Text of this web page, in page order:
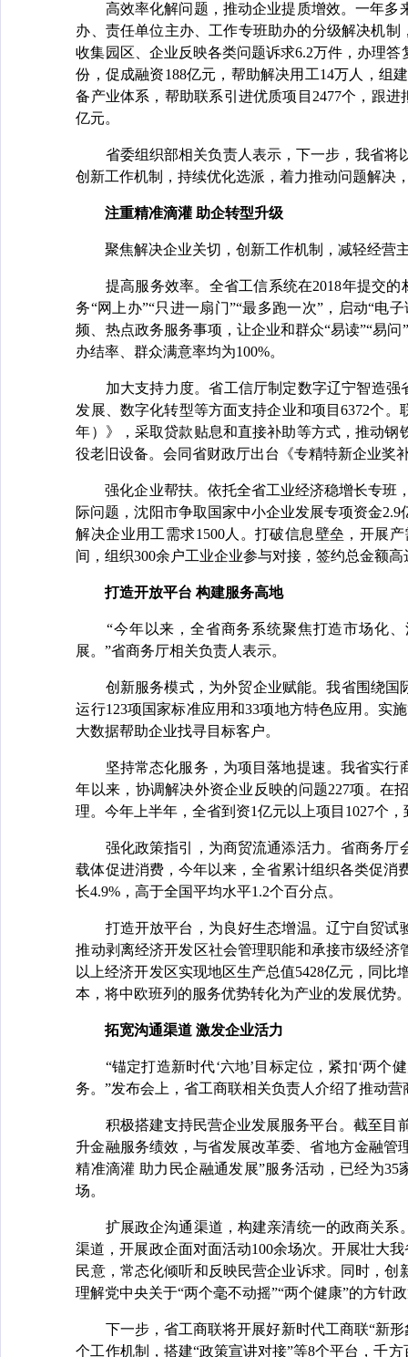
高效率化解问题，推动企业提质增效。一年多
办、责任单位主办、工作专班助办的分级解决机
收集园区、企业反映各类问题诉求6.2万件，办理
份，促成融资188亿元，帮助解决用工14万人，组
备产业体系，帮助联系引进优质项目2477个，跟
亿元。
省委组织部相关负责人表示，下一步，我省将以
创新工作机制，持续优化选派，着力推动问题解决
注重精准滴灌 助企转型升级
聚焦解决企业关切，创新工作机制，减轻经营主
提高服务效率。全省工信系统在2018年提交的
务“网上办”“只进一扇门”“最多跑一次”，启动“电
频、热点政务服务事项，让企业和群众“易读”“易
办结率、群众满意率均为100%。
加大支持力度。省工信厅制定数字辽宁智造强
发展、数字化转型等方面支持企业和项目6372个
年）》，采取贷款贴息和直接补助等方式，推动
役老旧设备。会同省财政厅出台《专精特新企业奖
强化企业帮扶。依托全省工业经济稳增长专班
际问题，沈阳市争取国家中小企业发展专项资金
解决企业用工需求1500人。打破信息壁垒，开展
间，组织300余户工业企业参与对接，签约总金额高
打造开放平台 构建服务高地
“今年以来，全省商务系统聚焦打造市场化、
展。”省商务厅相关负责人表示。
创新服务模式，为外贸企业赋能。我省围绕国
运行123项国家标准应用和33项地方特色应用。实
大数据帮助企业找寻目标客户。
坚持常态化服务，为项目落地提速。我省实行
年以来，协调解决外资企业反映的问题227项。在
理。今年上半年，全省到资1亿元以上项目1027个
强化政策指引，为商贸流通添活力。省商务厅
载体促进消费，今年以来，全省累计组织各类促消
长4.9%，高于全国平均水平1.2个百分点。
打造开放平台，为良好生态增温。辽宁自贸试
推动剥离经济开发区社会管理职能和承接市级经
以上经济开发区实现地区生产总值5428亿元，同
本，将中欧班列的服务优势转化为产业的发展优势
拓宽沟通渠道 激发企业活力
“锚定打造新时代‘六地’目标定位，紧扣‘两个
务。”发布会上，省工商联相关负责人介绍了推动
积极搭建支持民营企业发展服务平台。截至目前
升金融服务绩效，与省发展改革委、省地方金融管
精准滴灌 助力民企融通发展”服务活动，已经为
场。
扩展政企沟通渠道，构建亲清统一的政商关系
渠道，开展政企面对面活动100余场次。开展壮大
民意，常态化倾听和反映民营企业诉求。同时，
理解党中央关于“两个毫不动摇”“两个健康”的方针
下一步，省工商联将开展好新时代工商联“新形
个工作机制，搭建“政策宣讲对接”等8个平台，千